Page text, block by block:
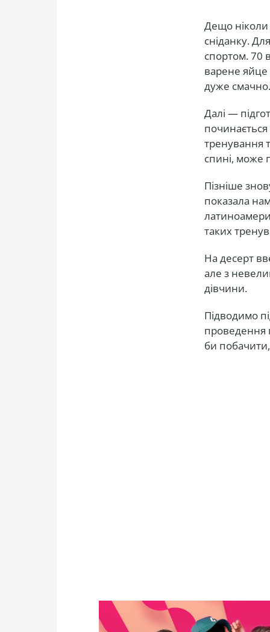
Дещо ніколи
сніданку.
спортом. 70
варене яйце
дуже
Далі —
тренування
спині, може
Пізніше
показала
таких
На десерт
але з
дівчини.
Підводимо
проведення
би